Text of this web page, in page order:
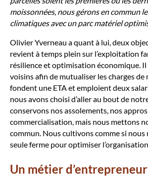
moissonnées, nous gérons en commun
climatiques avec un parc matériel
Olivier Yverneau a quant à lui, deux
revient à temps plein sur l’exploitation
résilience et optimisation économique. Il
voisins afin de mutualiser les charges de
fondent une ETA et emploient deux
nous avons choisi d’aller au bout de
conservons nos assolements, nos
commercialisation, mais nous mettons
commun. Nous cultivons comme si nous
seule ferme pour optimiser
Un métier d’entrepreneur